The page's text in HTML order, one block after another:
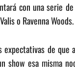
con una serie
o Ravenna Woods.
de que
esa misma